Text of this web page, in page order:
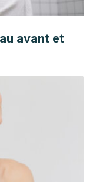
avant et